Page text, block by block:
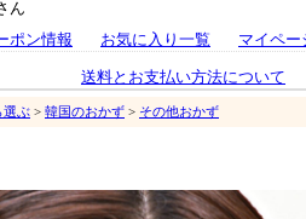
ん
ポン情報
お気に入り一覧 マイペー
送料とお支払い方法について
選ぶ > 韓国のおかず > その他おかず